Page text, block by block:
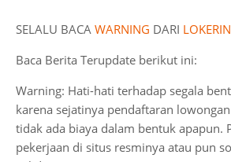
SELALU BACA WARNING DARI
Baca Berita Terupdate berikut ini:
Warning: Hati-hati terhadap segala
karena sejatinya pendaftaran
tidak ada biaya dalam bentuk apapun.
pekerjaan di situs resminya atau pun